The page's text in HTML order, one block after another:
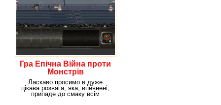
Гра Епічна Війна проти
Монстрів
Ласкаво просимо в дуже
цікава розвага, яка, впевнені,
припаде до смаку всім